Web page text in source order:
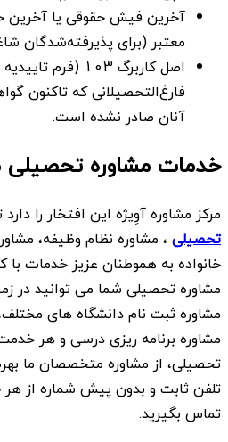
آخرین فیش حقوقی یا آخرین
معتبر (برای پذیرفته‌شدگان
اصل کاربرگ 103
فارغ‌التحصیلانی که تاکنون
آنان صادر نشده است.
خدمات مشاوره تحصیلی
مرکز مشاوره آوِیژه این افتخار را
تحصیلی ، مشاوره نظام وظیفه،
خانواده به هموطنان عزیز خدمات با
مشاوره تحصیلی شما می توانید در
مشاوره ثبت نام دانشگاه های
مشاوره برنامه ریزی درسی و هر
تحصیلی، از مشاوره متخصصان ما
تلفن ثابت و بدون پیش شماره از هر
تماس بگیرید.